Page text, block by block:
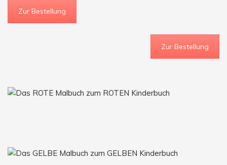
Zur Bestellung
Zur Bestellung